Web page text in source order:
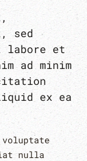
sed
labore et
ad minim
ex ea
nulla